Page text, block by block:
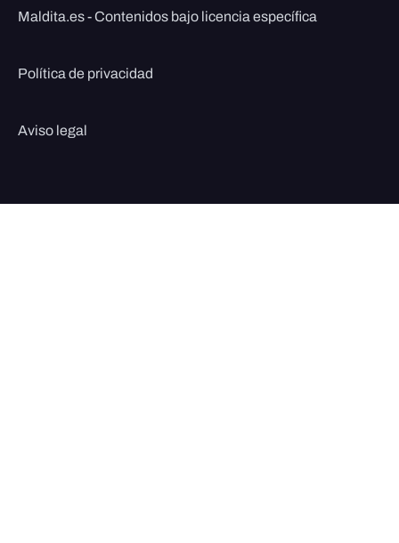
Maldita.es - Contenidos bajo licencia específica
Política de privacidad
Aviso legal